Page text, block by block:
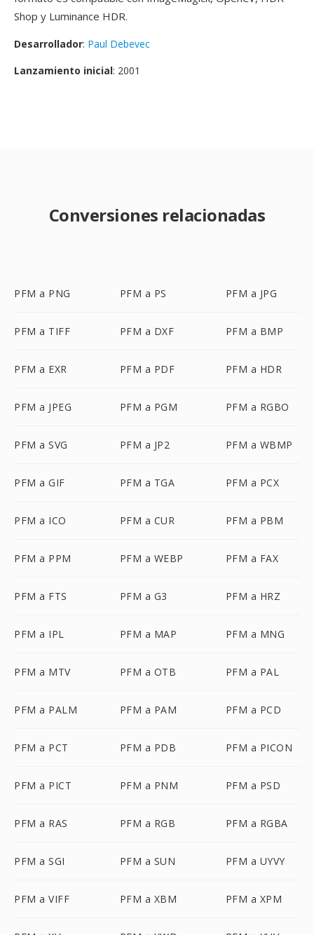
Shop y Luminance HDR.
Desarrollador: Paul Debevec
Lanzamiento inicial: 2001
Conversiones relacionadas
PFM a PNG PFM a PS PFM a JPG
PFM a TIFF PFM a DXF PFM a BMP
PFM a EXR PFM a PDF PFM a HDR
PFM a JPEG PFM a PGM PFM a RGBO
PFM a SVG PFM a JP2 PFM a WBMP
PFM a GIF PFM a TGA PFM a PCX
PFM a ICO PFM a CUR PFM a PBM
PFM a PPM PFM a WEBP PFM a FAX
PFM a FTS PFM a G3 PFM a HRZ
PFM a IPL PFM a MAP PFM a MNG
PFM a MTV PFM a OTB PFM a PAL
PFM a PALM PFM a PAM PFM a PCD
PFM a PCT PFM a PDB PFM a PICON
PFM a PICT PFM a PNM PFM a PSD
PFM a RAS PFM a RGB PFM a RGBA
PFM a SGI PFM a SUN PFM a UYVY
PFM a VIFF PFM a XBM PFM a XPM